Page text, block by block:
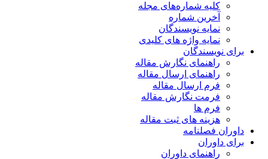
کلیه شماره‌های مجله
آخرین شماره
نمایه نویسندگان
نمایه واژه های کلیدی
برای نویسندگان
راهنمای نگارش مقاله
راهنمای ارسال مقاله
فرم ارسال مقاله
فرمت نگارش مقاله
فرم ها
هزینه های ثبت مقاله
داوران فصلنامه
برای داوران
راهنمای داوران